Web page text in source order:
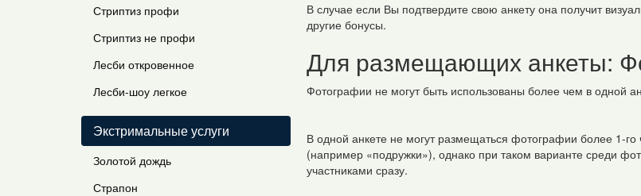
Стриптиз профи
Стриптиз не профи
Лесби откровенное
Лесби-шоу легкое
Экстримальные услуги
Золотой дождь
Страпон
В случае если Вы подтвердите свою анкету она получит
другие бонусы.
Для размещающих анкеты:
Фотографии не могут быть использованы более чем в одной
В одной анкете не могут размещаться фотографии более 1-
(например «подружки»), однако при таком варианте среди
участниками сразу.